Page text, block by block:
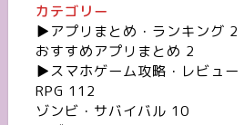
カテゴリー
▶︎アプリまとめ・ランキング 2
おすすめアプリまとめ 2
▶︎スマホゲーム攻略・レビュー
RPG 112
ゾンビ・サバイバル 10